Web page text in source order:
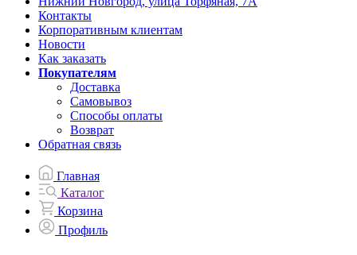
Контакты
Корпоративным клиентам
Новости
Как заказать
Покупателям
Доставка
Самовывоз
Способы оплаты
Возврат
Обратная связь
Главная
Каталог
Корзина
Профиль